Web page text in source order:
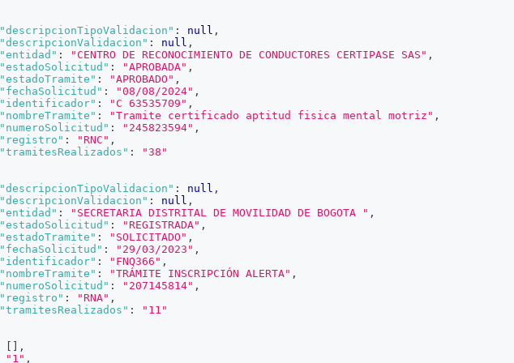
"descripcionTipoValidacion" : null ,
"descripcionValidacion" : null ,
"entidad" : "CENTRO DE RECONOCIMIENTO DE CONDUCTORES CERTIPASE SAS" ,
"estadoSolicitud" : "APROBADA" ,
"estadoTramite" : "APROBADO" ,
"fechaSolicitud" : "08/08/2024" ,
"identificador" : "C 63535709" ,
"nombreTramite" : "Tramite certificado aptitud fisica mental motriz" ,
"numeroSolicitud" : "245823594" ,
"registro" : "RNC" ,
"tramitesRealizados" :
"38"
"descripcionTipoValidacion" : null ,
"descripcionValidacion" : null ,
"entidad" : "SECRETARIA DISTRITAL DE MOVILIDAD DE BOGOTA " ,
"estadoSolicitud" : "REGISTRADA" ,
"estadoTramite" : "SOLICITADO" ,
"fechaSolicitud" : "29/03/2023" ,
"identificador" : "FNQ366" ,
"nombreTramite" : "TRÁMITE INSCRIPCIÓN ALERTA" ,
"numeroSolicitud" : "207145814" ,
"registro" : "RNA" ,
"tramitesRealizados" :
"11"
,
"1" ,